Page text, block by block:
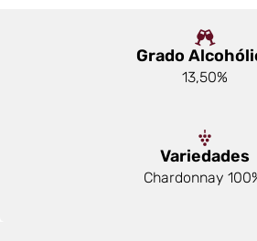
Grado
13,50%
Variedades
Chardonnay